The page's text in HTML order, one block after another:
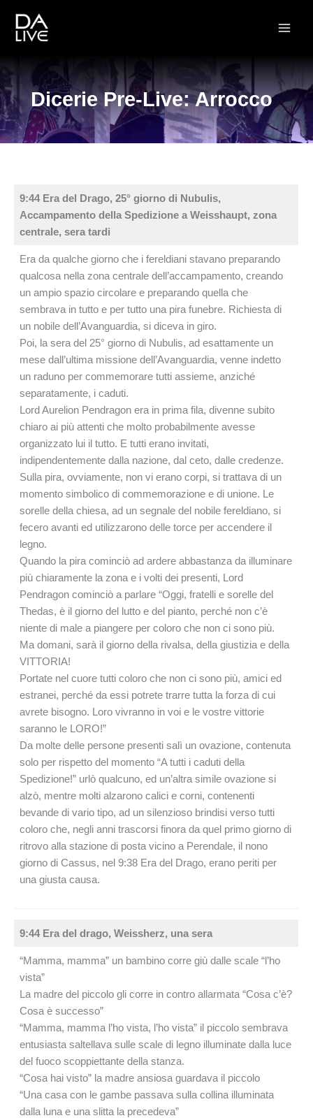
contenuto
Dicerie Pre-Live: Arrocco
9:44 Era del Drago, 25° giorno di Nubulis,
Accampamento della Spedizione a Weisshaupt, zona
centrale, sera tardi
Era da qualche giorno che i fereldiani stavano preparando
qualcosa nella zona centrale dell’accampamento, creando
un ampio spazio circolare e preparando quella che
sembrava in tutto e per tutto una pira funebre. Richiesta di
un nobile dell’Avanguardia, si diceva in giro.
Poi, la sera del 25° giorno di Nubulis, ad esattamente un
mese dall’ultima missione dell’Avanguardia, venne indetto
un raduno per commemorare tutti assieme, anziché
separatamente, i caduti.
Lord Aurelion Pendragon era in prima fila, divenne subito
chiaro ai più attenti che molto probabilmente avesse
organizzato lui il tutto. E tutti erano invitati,
indipendentemente dalla nazione, dal ceto, dalle credenze.
Sulla pira, ovviamente, non vi erano corpi, si trattava di un
momento simbolico di commemorazione e di unione. Le
sorelle della chiesa, ad un segnale del nobile fereldiano, si
fecero avanti ed utilizzarono delle torce per accendere il
legno.
Quando la pira cominciò ad ardere abbastanza da illuminare
più chiaramente la zona e i volti dei presenti, Lord
Pendragon cominciò a parlare “Oggi, fratelli e sorelle del
Thedas, è il giorno del lutto e del pianto, perché non c’è
niente di male a piangere per coloro che non ci sono più.
Ma domani, sarà il giorno della rivalsa, della giustizia e della
VITTORIA!
Portate nel cuore tutti coloro che non ci sono più, amici ed
estranei, perché da essi potrete trarre tutta la forza di cui
avrete bisogno. Loro vivranno in voi e le vostre vittorie
saranno le LORO!”
Da molte delle persone presenti salì un ovazione, contenuta
solo per rispetto del momento “A tutti i caduti della
Spedizione!” urlò qualcuno, ed un’altra simile ovazione si
alzò, mentre molti alzarono calici e corni, contenenti
bevande di vario tipo, ad un silenzioso brindisi verso tutti
coloro che, negli anni trascorsi finora da quel primo giorno di
ritrovo alla stazione di posta vicino a Perendale, il nono
giorno di Cassus, nel 9:38 Era del Drago, erano periti per
una giusta causa.
9:44 Era del drago, Weissherz, una sera
“Mamma, mamma” un bambino corre giù dalle scale “l’ho
vista”
La madre del piccolo gli corre in contro allarmata “Cosa c’è?
Cosa è successo”
“Mamma, mamma l’ho vista, l’ho vista” il piccolo sembrava
entusiasta saltellava sulle scale di legno illuminate dalla luce
del fuoco scoppiettante della stanza.
“Cosa hai visto” la madre ansiosa guardava il piccolo
“Una casa con le gambe passava sulla collina illuminata
dalla luna e una slitta la precedeva”